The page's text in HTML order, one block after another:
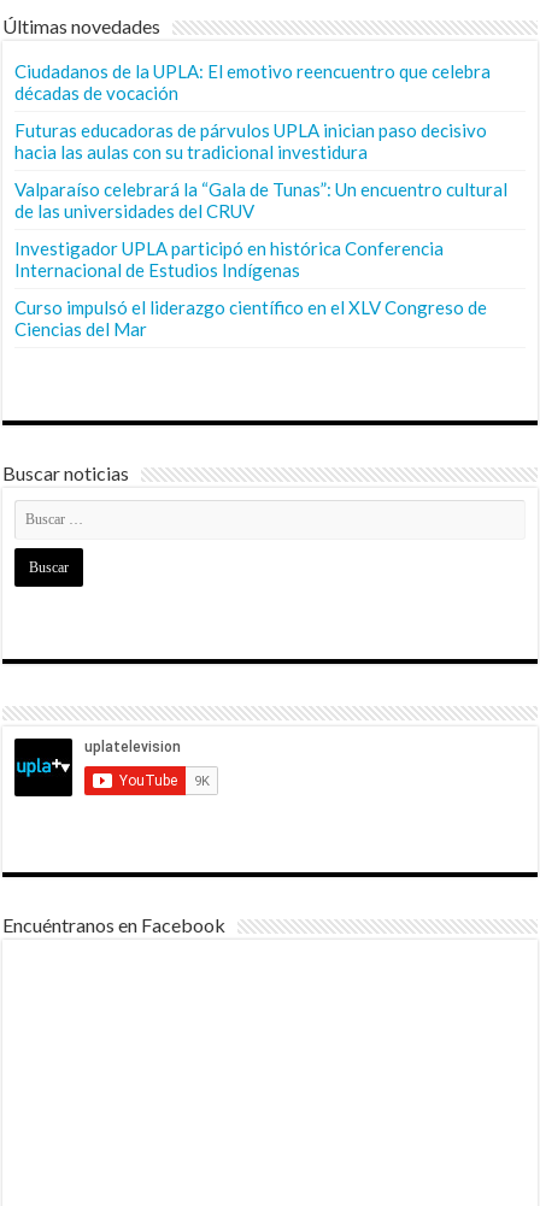
Últimas novedades
Ciudadanos de la UPLA: El emotivo reencuentro que celebra
décadas de vocación
Futuras educadoras de párvulos UPLA inician paso decisivo
hacia las aulas con su tradicional investidura
Valparaíso celebrará la “Gala de Tunas”: Un encuentro cultural
de las universidades del CRUV
Investigador UPLA participó en histórica Conferencia
Internacional de Estudios Indígenas
Curso impulsó el liderazgo científico en el XLV Congreso de
Ciencias del Mar
Buscar noticias
Encuéntranos en Facebook